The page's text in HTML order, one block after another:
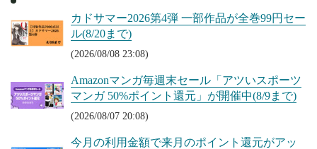
カドサマー2026第4弾 一部作品が全巻99円セー
ル(8/20まで)
(2026/08/08 23:08)
Amazonマンガ毎週末セール「アツいスポーツ
マンガ 50%ポイント還元」が開催中(8/9まで)
(2026/08/07 20:08)
今月の利用金額で来月のポイント還元がアッ